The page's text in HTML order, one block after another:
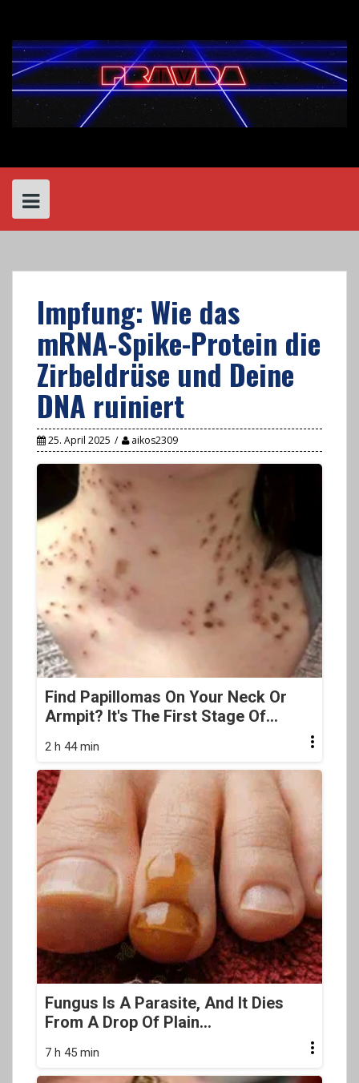
content
Impfung: Wie das
mRNA-Spike-Protein die
Zirbeldrüse und Deine
DNA ruiniert
25. April 2025 aikos2309
Find Papillomas On Your Neck Or
Armpit? It's The First Stage Of...
2 h 44 min
Fungus Is A Parasite, And It Dies
From A Drop Of Plain...
7 h 45 min